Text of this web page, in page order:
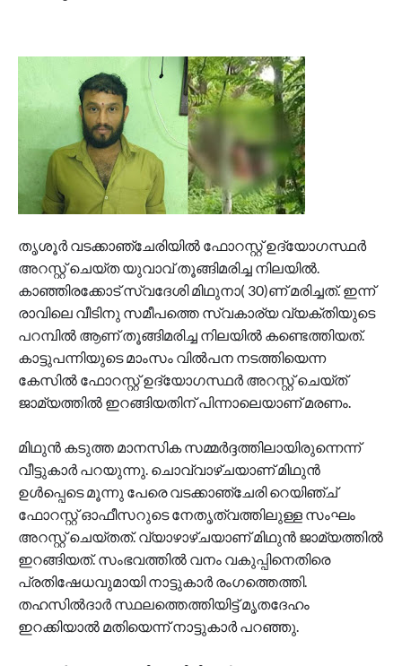
തൃശൂർ വടക്കാഞ്ചേരിയിൽ ഫോറസ്റ്റ് ഉദ്യോഗസ്ഥർ
അറസ്റ്റ് ചെയ്ത യുവാവ് തൂങ്ങിമരിച്ച നിലയിൽ.
കാഞ്ഞിരക്കോട് സ്വദേശി മിഥുനാ( 30)ണ് മരിച്ചത്. ഇന്ന്
രാവിലെ വീടിനു സമീപത്തെ സ്വകാര്യ വ്യക്തിയുടെ
പറമ്പിൽ ആണ് തൂങ്ങിമരിച്ച നിലയിൽ കണ്ടെത്തിയത്.
കാട്ടുപന്നിയുടെ മാംസം വിൽപന നടത്തിയെന്ന
കേസിൽ ഫോറസ്റ്റ് ഉദ്യോഗസ്ഥർ അറസ്റ്റ് ചെയ്ത്
ജാമ്യത്തിൽ ഇറങ്ങിയതിന് പിന്നാലെയാണ് മരണം.
മിഥുൻ കടുത്ത മാനസിക സമ്മർദ്ദത്തിലായിരുന്നെന്ന്
വീട്ടുകാർ പറയുന്നു. ചൊവ്വാഴ്ചയാണ് മിഥുൻ
ഉൾപ്പെടെ മൂന്നു പേരെ വടക്കാഞ്ചേരി റെയിഞ്ച്
ഫോറസ്റ്റ് ഓഫീസറുടെ നേതൃത്വത്തിലുള്ള സംഘം
അറസ്റ്റ് ചെയ്തത്. വ്യാഴാഴ്ചയാണ് മിഥുൻ ജാമ്യത്തിൽ
ഇറങ്ങിയത്. സംഭവത്തിൽ വനം വകുപ്പിനെതിരെ
പ്രതിഷേധവുമായി നാട്ടുകാർ രം​ഗത്തെത്തി.
തഹസിൽദാർ സ്ഥലത്തെത്തിയിട്ട് മൃതദേഹം
ഇറക്കിയാൽ മതിയെന്ന് നാട്ടുകാർ പറഞ്ഞു.